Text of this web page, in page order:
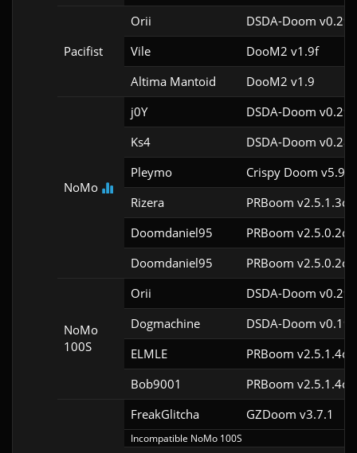
Pacifist
Orii
DSDA-Doom
Vile
DooM2 v1.9f
Altima Mantoid
DooM2 v1.9
NoMo
j0Y
DSDA-Doom
Ks4
DSDA-Doom
Pleymo
Crispy Doom v5.9.2
Rizera
PRBoom v2.5.1.3cl4
Doomdaniel95
PRBoom v2.5.0.2cl4
Doomdaniel95
PRBoom v2.5.0.2cl4
NoMo
100S
Orii
DSDA-Doom
Dogmachine
DSDA-Doom
ELMLE
PRBoom v2.5.1.4cl4
Bob9001
PRBoom v2.5.1.4cl4
FreakGlitcha
GZDoom v3.7.1
Incompatible NoMo 100S